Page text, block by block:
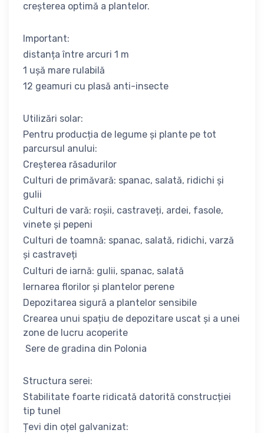
creșterea optimă a plantelor.
Important:
distanța între arcuri 1 m
1 ușă mare rulabilă
12 geamuri cu plasă anti-insecte
Utilizări solar:
Pentru producția de legume și plante pe tot
parcursul anului:
Creșterea răsadurilor
Culturi de primăvară: spanac, salată, ridichi și
gulii
Culturi de vară: roșii, castraveți, ardei, fasole,
vinete și pepeni
Culturi de toamnă: spanac, salată, ridichi, varză
și castraveți
Culturi de iarnă: gulii, spanac, salată
Iernarea florilor și plantelor perene
Depozitarea sigură a plantelor sensibile
Crearea unui spațiu de depozitare uscat și a unei
zone de lucru acoperite
Sere de gradina din Polonia
Structura serei:
Stabilitate foarte ridicată datorită construcției
tip tunel
Țevi din oțel galvanizat: